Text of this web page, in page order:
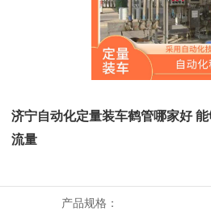
济宁自动化定量装车鹤管哪家好
流量
产品规格：